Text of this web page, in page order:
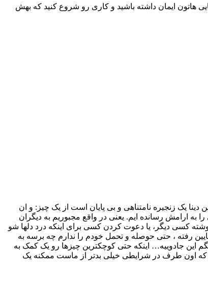
هاتون ایمان داشته باشید و کاری رو شروع کنید که بهش
یک زنجیره نامتناهی و بی پایان است از یک چیز: و ان
رسانده ایم. یعنی در واقع مجبوریم به دیگران
کسی دیگر، یا دعوت کردن کسی برای اینکه درد دلها شو
رفته ، حتی حوصله و تحمل خودم را ندارم چه برسه به
این جادوییه… اینکه حتی کوچکترین چیزها رو یک کمک به
که اون طرف در شرایطی خیلی بدتر از ماست ممکنه یک